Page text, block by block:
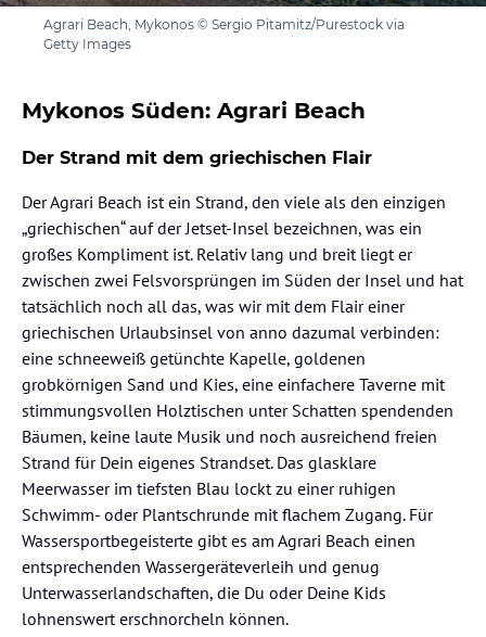
Agrari Beach, Mykonos © Sergio Pitamitz/Purestock via
Getty Images
Mykonos Süden: Agrari Beach
Der Strand mit dem griechischen Flair
Der Agrari Beach ist ein Strand, den viele als den einzigen
„griechischen“ auf der Jetset-Insel bezeichnen, was ein
großes Kompliment ist. Relativ lang und breit liegt er
zwischen zwei Felsvorsprüngen im Süden der Insel und hat
tatsächlich noch all das, was wir mit dem Flair einer
griechischen Urlaubsinsel von anno dazumal verbinden:
eine schneeweiß getünchte Kapelle, goldenen
grobkörnigen Sand und Kies, eine einfachere Taverne mit
stimmungsvollen Holztischen unter Schatten spendenden
Bäumen, keine laute Musik und noch ausreichend freien
Strand für Dein eigenes Strandset. Das glasklare
Meerwasser im tiefsten Blau lockt zu einer ruhigen
Schwimm- oder Plantschrunde mit flachem Zugang. Für
Wassersportbegeisterte gibt es am Agrari Beach einen
entsprechenden Wassergeräteverleih und genug
Unterwasserlandschaften, die Du oder Deine Kids
lohnenswert erschnorcheln können.